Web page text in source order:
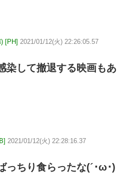
[PH] 2021/01/12(火) 22:26:05.57
染して撤退する映画もあ
2021/01/12(火) 22:28:16.37
っちり食らったな(´･ω･)